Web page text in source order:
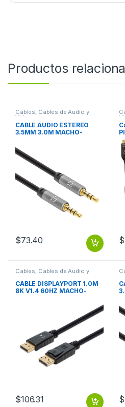
Productos
Cables, Cables de Audio y
Video
CABLE AUDIO ESTEREO
3.5MM 3.0M MACHO-
$73.40 $
Cables, Cables de Audio y
CABLE DISPLAYPORT 1.0M
8K V1.4 60HZ MACHO-
$106.31 $